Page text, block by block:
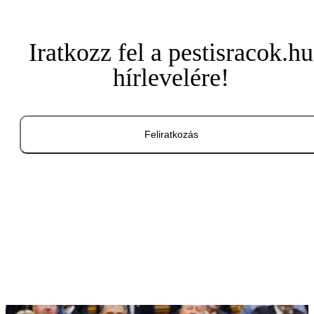
Iratkozz fel a pestisracok.hu
hírlevelére!
Feliratkozás